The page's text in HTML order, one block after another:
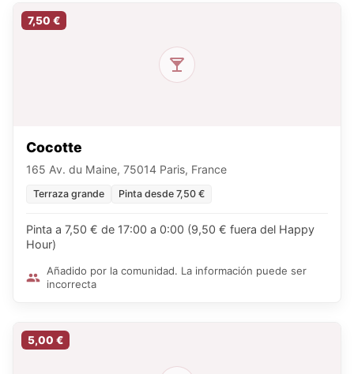
7,50 €
Cocotte
165 Av. du Maine, 75014 Paris, France
Terraza grande Pinta desde 7,50 €
Pinta a 7,50 € de 17:00 a 0:00 (9,50 € fuera del Happy
Hour)
Añadido por la comunidad. La información puede ser
incorrecta
5,00 €